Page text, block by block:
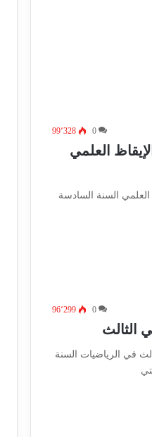
0 99٬328
العلمي
العلمي السنة السادسة
0 96٬299
الثالث
في الرياضيات السنة